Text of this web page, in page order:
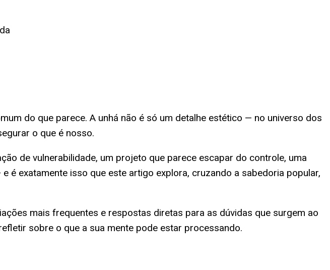
do que parece. A unhá não é só um detalhe estético — no universo dos
o que é nosso.
de vulnerabilidade, um projeto que parece escapar do controle, uma
é exatamente isso que este artigo explora, cruzando a sabedoria popular,
mais frequentes e respostas diretas para as dúvidas que surgem ao
sobre o que a sua mente pode estar processando.